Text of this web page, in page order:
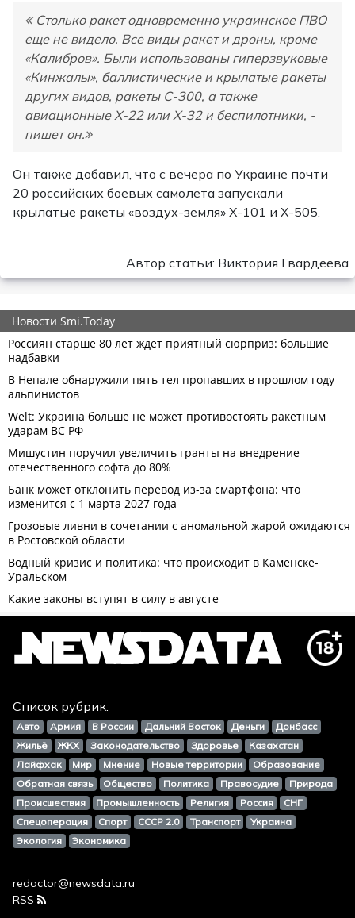
Столько ракет одновременно украинское ПВО
еще не видело. Все виды ракет и дроны, кроме
«Калибров». Были использованы гиперзвуковые
«Кинжалы», баллистические и крылатые ракеты
других видов, ракеты С-300, а также
авиационные Х-22 или Х-32 и беспилотники, -
пишет он.
Он также добавил, что с вечера по Украине почти
20 российских боевых самолета запускали
крылатые ракеты «воздух-земля» Х-101 и Х-505.
Автор статьи: Виктория Гвардеева
Список рубрик:
Авто Армия В России Дальний Восток Деньги
Донбасс
Жильё
ЖКХ Законодательство Здоровье
Казахстан
Лайфхак
Мир Мнение Новые территории
Образование
Обратная связь
Общество Политика Правосудие
Природа
Происшествия
Промышленность Религия Россия
СНГ
Спецоперация
Спорт СССР 2.0 Транспорт
Украина
Экология
Экономика
redactor@newsdata.ru
RSS